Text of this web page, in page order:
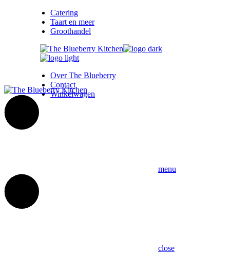
Catering
Taart en meer
Groothandel
Over The Blueberry
Contact
Winkelwagen
menu
close